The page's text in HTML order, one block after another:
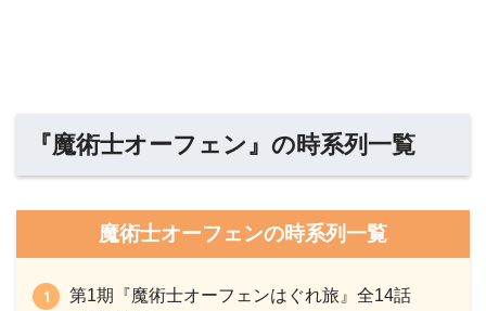
『魔術士オーフェン』の時系列一覧
魔術士オーフェンの時系列一覧
第1期『魔術士オーフェンはぐれ旅』全14話